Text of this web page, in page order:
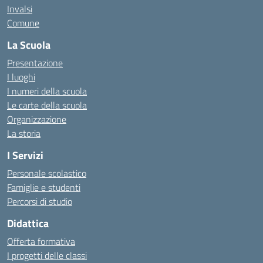
Invalsi
Comune
La Scuola
Presentazione
I luoghi
I numeri della scuola
Le carte della scuola
Organizzazione
La storia
I Servizi
Personale scolastico
Famiglie e studenti
Percorsi di studio
Didattica
Offerta formativa
I progetti delle classi